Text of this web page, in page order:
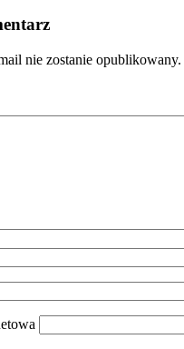
nie zostanie opublikowany.